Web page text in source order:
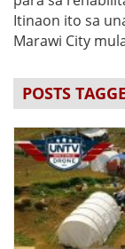
Itinaon ito sa
Marawi City
POSTS